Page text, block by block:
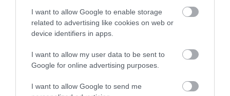
I want to allow Google to enable storage
related to advertising like cookies on web or
device identifiers in apps.
I want to allow my user data to be sent to
Google for online advertising purposes.
I want to allow Google to send me